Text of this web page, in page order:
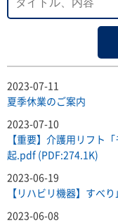
2023-07-11
夏季休業のご案内
2023-07-10
【重要】介護用リフト
起.pdf (PDF:274.1K)
2023-06-19
【リハビリ機器】すべ
2023-06-08